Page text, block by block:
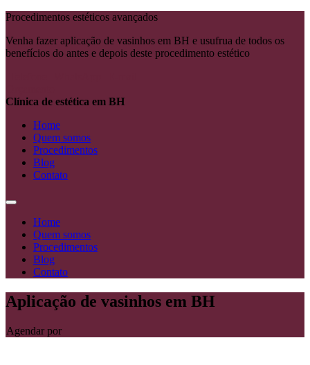
Procedimentos estéticos avançados
Venha fazer aplicação de vasinhos em BH e usufrua de todos os
benefícios do antes e depois deste procedimento estético
Clínica de estética em BH
Home
Quem somos
Procedimentos
Blog
Contato
Home
Quem somos
Procedimentos
Blog
Contato
Aplicação de vasinhos em BH
Agendar por